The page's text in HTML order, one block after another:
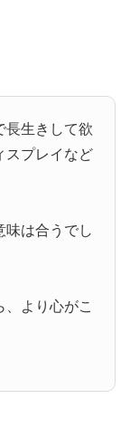
長生きして欲
スプレイなど
味は合うでし
、より心がこ